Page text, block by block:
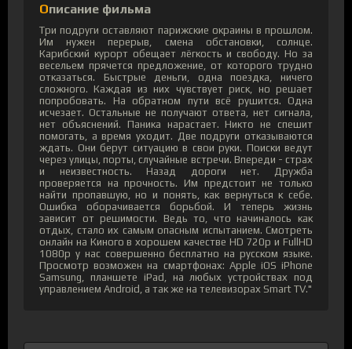
Описание фильма
Три подруги оставляют парижские окраины в прошлом.
Им нужен перерыв, смена обстановки, солнце.
Карибский курорт обещает лёгкость и свободу. Но за
весельем прячется предложение, от которого трудно
отказаться. Быстрые деньги, одна поездка, ничего
сложного. Каждая из них чувствует риск, но решает
попробовать. На обратном пути всё рушится. Одна
исчезает. Остальные не получают ответа, нет сигнала,
нет объяснений. Паника нарастает. Никто не спешит
помогать, а время уходит. Две подруги отказываются
ждать. Они берут ситуацию в свои руки. Поиски ведут
через улицы, порты, случайные встречи. Впереди - страх
и неизвестность. Назад дороги нет. Дружба
проверяется на прочность. Им предстоит не только
найти пропавшую, но и понять, как вернуться к себе.
Ошибка оборачивается борьбой. И теперь жизнь
зависит от решимости. Ведь то, что начиналось как
отдых, стало их самым опасным испытанием. Смотреть
онлайн на Киного в хорошем качестве HD 720p и FullHD
1080p у нас совершенно бесплатно на русском языке.
Просмотр возможен на смартфонах: Apple iOS iPhone
Samsung, планшете iPad, на любых устройствах под
управлением Android, а так же на телевизорах Smart TV."